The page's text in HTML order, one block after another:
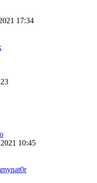
17:34
10:45